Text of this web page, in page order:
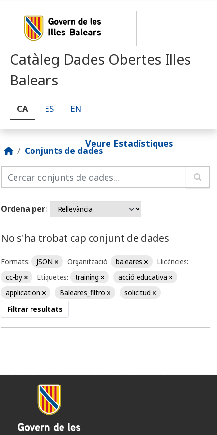
Catàleg Dades Obertes Illes
Balears
CA ES EN
Veure Estadístiques
Conjunts de dades
Ordena per
No s'ha trobat cap conjunt de dades
Formats: JSON Organització: baleares
Llicències:
cc-by
Etiquetes: training
acció educativa
application
Baleares_filtro
solicitud
Filtrar resultats